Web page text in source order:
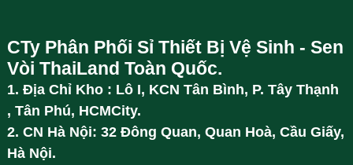
CTy Phân Phối Sỉ Thiết Bị Vệ Sinh - Sen
Vòi ThaiLand Toàn Quốc.
1. Địa Chỉ Kho : Lô I, KCN Tân Bình, P. Tây Thạnh
, Tân Phú, HCMCity.
2. CN Hà Nội: 32 Đông Quan, Quan Hoà, Cầu Giấy,
Hà Nội.